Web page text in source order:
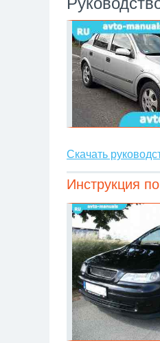
Скачать
Инструкция